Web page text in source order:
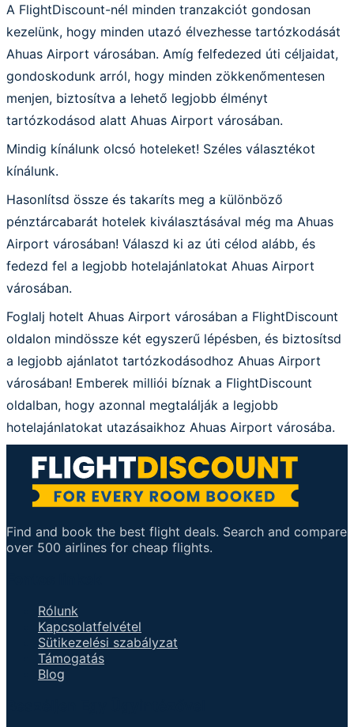
A FlightDiscount-nél minden tranzakciót gondosan
kezelünk, hogy minden utazó élvezhesse tartózkodását
Ahuas Airport városában. Amíg felfedezed úti céljaidat,
gondoskodunk arról, hogy minden zökkenőmentesen
menjen, biztosítva a lehető legjobb élményt
tartózkodásod alatt Ahuas Airport városában.
Mindig kínálunk olcsó hoteleket! Széles választékot
kínálunk.
Hasonlítsd össze és takaríts meg a különböző
pénztárcabarát hotelek kiválasztásával még ma Ahuas
Airport városában! Válaszd ki az úti célod alább, és
fedezd fel a legjobb hotelajánlatokat Ahuas Airport
városában.
Foglalj hotelt Ahuas Airport városában a FlightDiscount
oldalon mindössze két egyszerű lépésben, és biztosítsd
a legjobb ajánlatot tartózkodásodhoz Ahuas Airport
városában! Emberek milliói bíznak a FlightDiscount
oldalban, hogy azonnal megtalálják a legjobb
hotelajánlatokat utazásaikhoz Ahuas Airport városába.
Find and book the best flight deals. Search and compare
over 500 airlines for cheap flights.
Rólunk
Kapcsolatfelvétel
Sütikezelési szabályzat
Támogatás
Blog